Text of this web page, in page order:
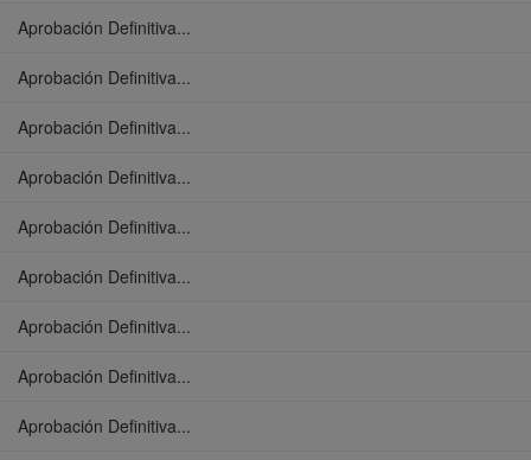
Aprobación Definitiva...
Aprobación Definitiva...
Aprobación Definitiva...
Aprobación Definitiva...
Aprobación Definitiva...
Aprobación Definitiva...
Aprobación Definitiva...
Aprobación Definitiva...
Aprobación Definitiva...